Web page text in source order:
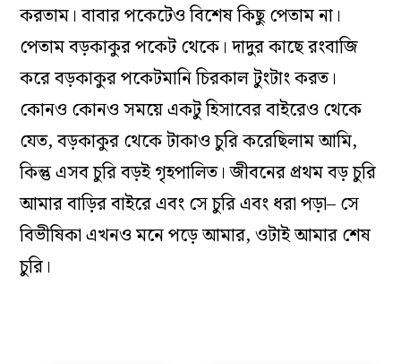
করতাম। বাবার পকেটেও বিশেষ কিছু পেতাম না।
পেতাম বড়কাকুর পকেট থেকে। দাদুর কাছে রংবাজি
করে বড়কাকুর পকেটমানি চিরকাল টুংটাং করত।
কোনও কোনও সময়ে একটু হিসাবের বাইরেও থেকে
যেত, বড়কাকুর থেকে টাকাও চুরি করেছিলাম আমি,
কিন্তু এসব চুরি বড়ই গৃহপালিত। জীবনের প্রথম বড় চুরি
আমার বাড়ির বাইরে এবং সে চুরি এবং ধরা পড়া– সে
বিভীষিকা এখনও মনে পড়ে আমার, ওটাই আমার শেষ
চুরি।